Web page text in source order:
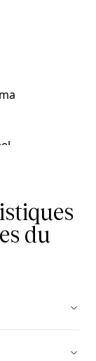
du